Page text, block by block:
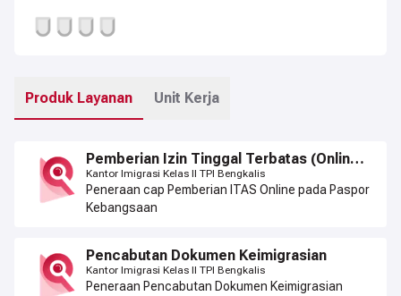
Produk Layanan Unit Kerja
Pemberian Izin Tinggal Terbatas (Online)
Masa Berlaku 1 (Satu) Tahun
Kantor Imigrasi Kelas II TPI Bengkalis
Peneraan cap Pemberian ITAS Online pada Paspor
Kebangsaan
Pencabutan Dokumen Keimigrasian
Kantor Imigrasi Kelas II TPI Bengkalis
Peneraan Pencabutan Dokumen Keimigrasian